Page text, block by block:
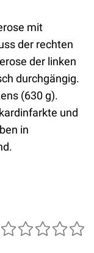
mit
der rechten
der linken
durchgängig.
(630 g).
und
in